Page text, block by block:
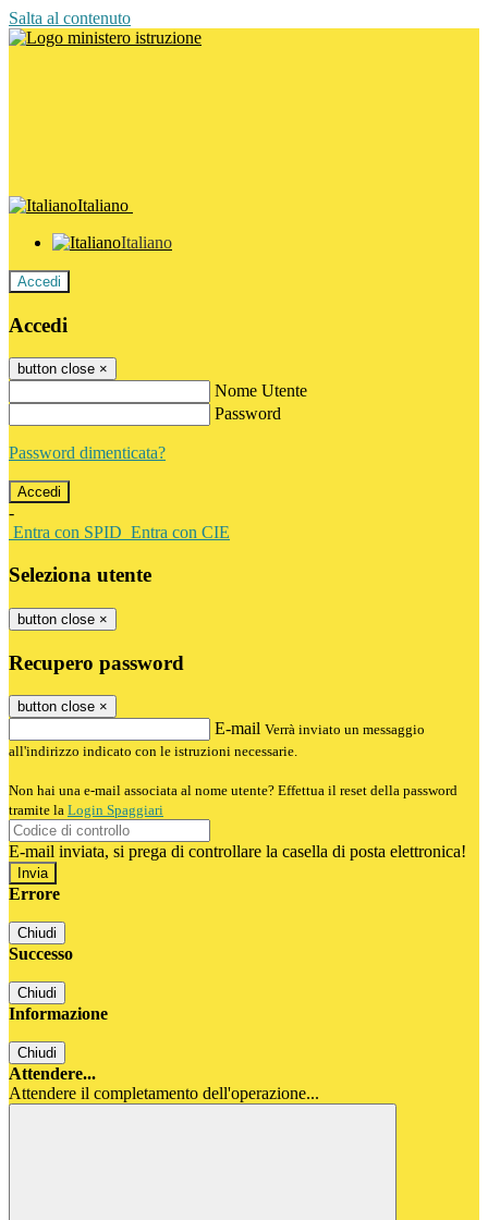
Salta al contenuto
Italiano
Italiano
Accedi
Accedi
button close ×
Nome Utente
Password
Password dimenticata?
-
Entra con SPID Entra con CIE
Seleziona utente
button close ×
Recupero password
button close ×
E-mail Verrà inviato un messaggio
all'indirizzo indicato con le istruzioni necessarie.
Non hai una e-mail associata al nome utente? Effettua il reset della password
tramite la Login Spaggiari
E-mail inviata, si prega di controllare la casella di posta elettronica!
Errore
Chiudi
Successo
Chiudi
Informazione
Chiudi
Attendere...
Attendere il completamento dell'operazione...